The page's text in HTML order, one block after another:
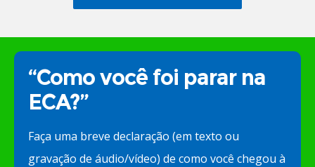
“Como você foi parar na
ECA?”
Faça uma breve declaração (em texto ou
gravação de áudio/vídeo) de como você chegou à